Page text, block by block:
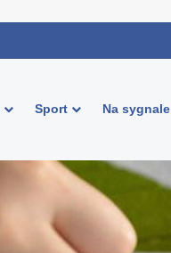
Sport Na sygnale